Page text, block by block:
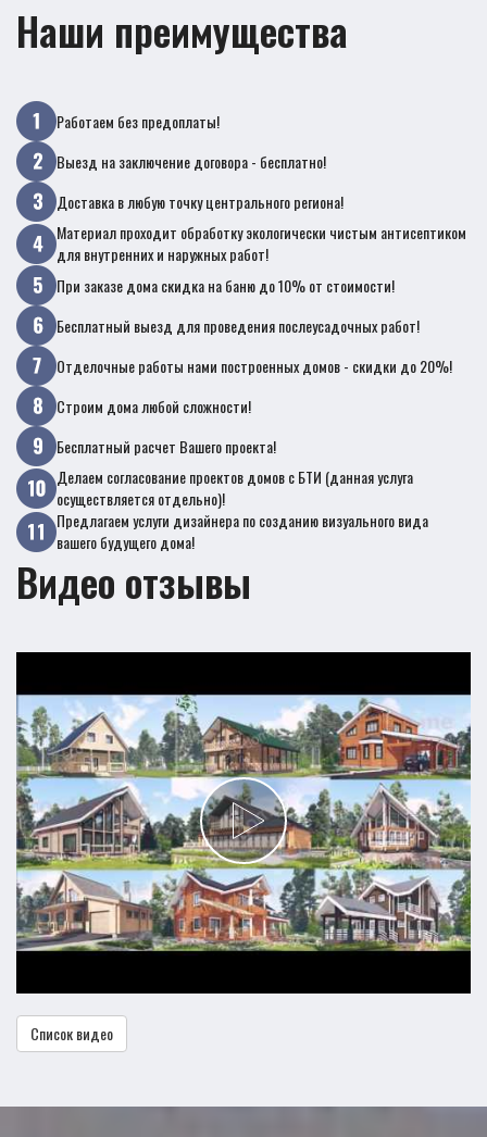
Наши преимущества
Работаем без предоплаты!
Выезд на заключение договора - бесплатно!
Доставка в любую точку центрального региона!
Материал проходит обработку экологически чистым антисептиком
для внутренних и наружных работ!
При заказе дома скидка на баню до 10% от стоимости!
Бесплатный выезд для проведения послеусадочных работ!
Отделочные работы нами построенных домов - скидки до 20%!
Строим дома любой сложности!
Бесплатный расчет Вашего проекта!
Делаем согласование проектов домов с БТИ (данная услуга
осуществляется отдельно)!
Предлагаем услуги дизайнера по созданию визуального вида
вашего будущего дома!
Видео отзывы
Список видео